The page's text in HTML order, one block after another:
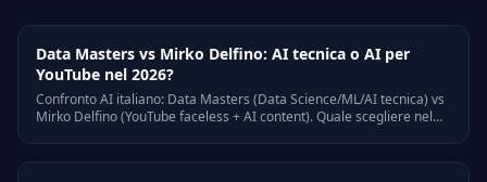
Data Masters vs Mirko Delfino: AI tecnica o AI per
YouTube nel 2026?
Confronto AI italiano: Data Masters (Data Science/ML/AI tecnica) vs
Mirko Delfino (YouTube faceless + AI content). Quale scegliere nel